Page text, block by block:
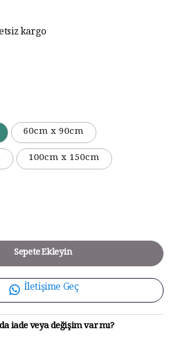
kargo
60cm x 90cm
100cm x 150cm
Sepete Ekleyin
İletişime Geç
iade veya değişim var mı?